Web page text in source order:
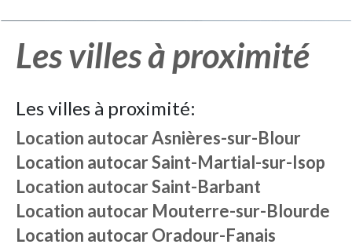
Les villes à proximité
Les villes à proximité:
Location autocarAsnières-sur-Blour
Location autocarSaint-Martial-sur-Isop
Location autocarSaint-Barbant
Location autocar Mouterre-sur-Blourde
Location autocarOradour-Fanais